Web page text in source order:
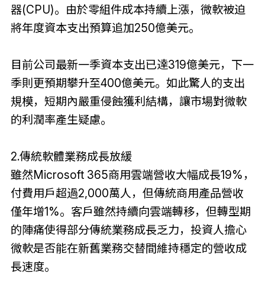
器(CPU)。由於零組件成本持續上漲，微軟被迫
將年度資本支出預算追加250億美元。
目前公司最新一季資本支出已達319億美元，下一
季則更預期攀升至400億美元。如此驚人的支出
規模，短期內嚴重侵蝕獲利結構，讓市場對微軟
的利潤率產生疑慮。
2.傳統軟體業務成長放緩
雖然Microsoft 365商用雲端營收大幅成長19%，
付費用戶超過2,000萬人，但傳統商用產品營收
僅年增1%。客戶雖然持續向雲端轉移，但轉型期
的陣痛使得部分傳統業務成長乏力，投資人擔心
微軟是否能在新舊業務交替間維持穩定的營收成
長速度。